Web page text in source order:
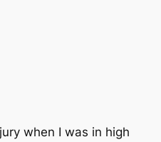
when I was in high